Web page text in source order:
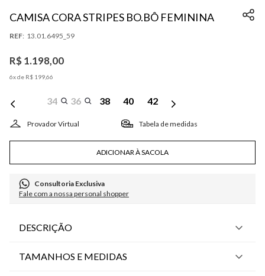
CAMISA CORA STRIPES BO.BÔ FEMININA
: 13.01.6495_59
R$1.198,00
6x de R$ 19966
34 36 38 40 42
Tabela de medidas
ADICIONAR À SACOLA
Consultoria Exclusiva
Fale com a nossa personal shopper
DESCRIÇÃO
TAMANHOS E MEDIDAS